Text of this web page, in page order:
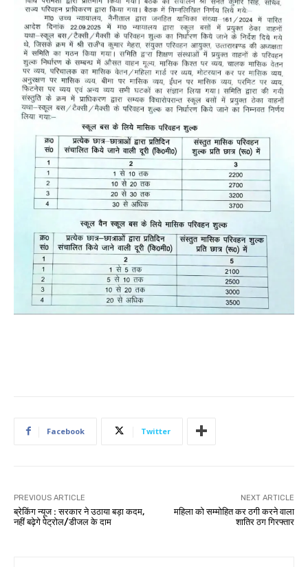
Facebook Twitter
PREVIOUS ARTICLE
ब्रेकिंग न्यूज : सरकार ने उठाया बड़ा कदम,
नहीं बढ़ेगे पेट्रोल/डीजल के दाम
NEXT ARTICLE
महिला को सम्मोहित कर ठगी करने वाला
शातिर ठग गिरफ्तार